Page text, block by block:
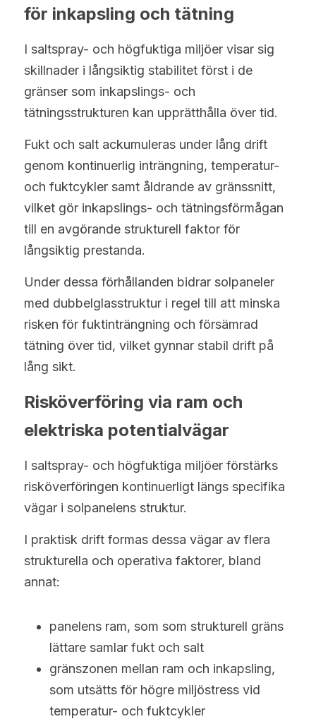
för inkapsling och tätning
I saltspray- och högfuktiga miljöer visar sig
skillnader i långsiktig stabilitet först i de
gränser som inkapslings- och
tätningsstrukturen kan upprätthålla över tid.
Fukt och salt ackumuleras under lång drift
genom kontinuerlig inträngning, temperatur-
och fuktcykler samt åldrande av gränssnitt,
vilket gör inkapslings- och tätningsförmågan
till en avgörande strukturell faktor för
långsiktig prestanda.
Under dessa förhållanden bidrar solpaneler
med dubbelglasstruktur i regel till att minska
risken för fuktinträngning och försämrad
tätning över tid, vilket gynnar stabil drift på
lång sikt.
Risköverföring via ram och
elektriska potentialvägar
I saltspray- och högfuktiga miljöer förstärks
risköverföringen kontinuerligt längs specifika
vägar i solpanelens struktur.
I praktisk drift formas dessa vägar av flera
strukturella och operativa faktorer, bland
annat:
panelens ram, som som strukturell gräns
lättare samlar fukt och salt
gränszonen mellan ram och inkapsling,
som utsätts för högre miljöstress vid
temperatur- och fuktcykler